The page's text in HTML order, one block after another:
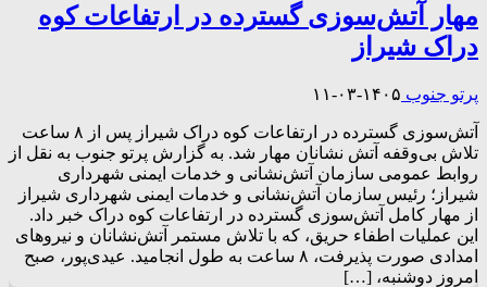
مهار آتش‌سوزی گسترده در ارتفاعات کوه
دراک شیراز
پرتو جنوب ۱۴۰۵-۰۳-۱۱
آتش‌سوزی گسترده در ارتفاعات کوه دراک شیراز پس از ۸ ساعت
تلاش بی‌وقفه آتش نشانان مهار شد. به گزارش پرتو جنوب به نقل از
روابط عمومی سازمان آتش‌نشانی و خدمات ایمنی شهرداری
شیراز؛ رئیس سازمان آتش‌نشانی و خدمات ایمنی شهرداری شیراز
از مهار کامل آتش‌سوزی گسترده در ارتفاعات کوه دراک خبر داد.
این عملیات اطفاء حریق، که با تلاش مستمر آتش‌نشانان و نیروهای
امدادی صورت پذیرفت، ۸ ساعت به طول انجامید. عیدی‌پور، صبح
امروز دوشنبه، […]